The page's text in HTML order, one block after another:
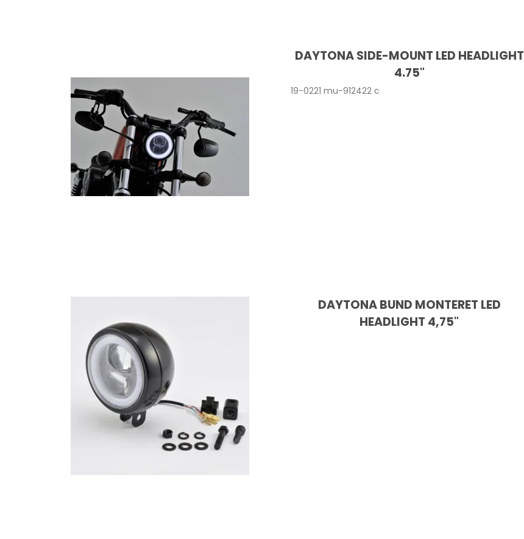
DAYTONA SIDE-MOUNT LED HEADLIGHT
4.75"
19-0221 mu-912422 c
DAYTONA BUND MONTERET LED
HEADLIGHT 4,75"